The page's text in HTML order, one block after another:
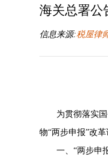
海关总署公
信息来源:税屋律
为贯彻落实国务
物“两步申报”改
一、“两步申